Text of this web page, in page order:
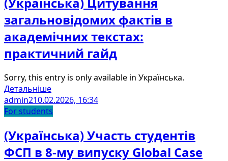
загальновідомих фактів в
академічних текстах:
практичний гайд
Sorry, this entry is only available in Українська.
Детальніше
admin210.02.2026, 16:34
For students
(Українська) Участь студентів
ФСП в 8-му випуску Global Case